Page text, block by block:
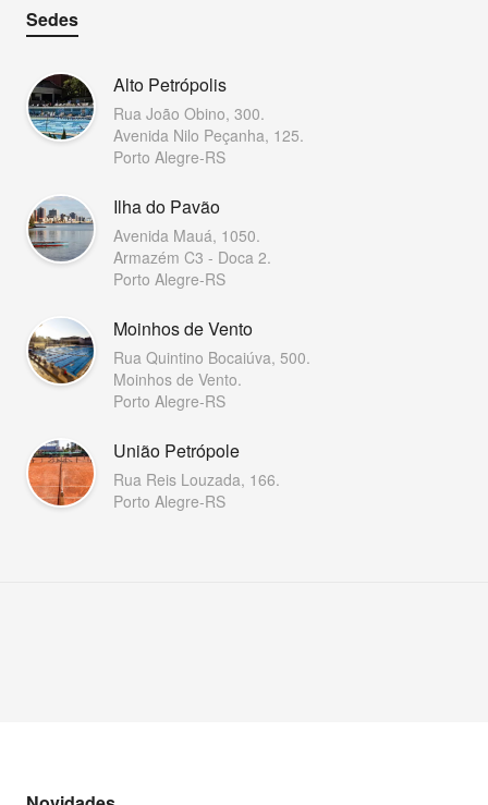
Sedes
Alto Petrópolis
Rua João Obino, 300.
Avenida Nilo Peçanha, 125.
Porto Alegre-RS
Ilha do Pavão
Avenida Mauá, 1050.
Armazém C3 - Doca 2.
Porto Alegre-RS
Moinhos de Vento
Rua Quintino Bocaiúva, 500.
Moinhos de Vento.
Porto Alegre-RS
União Petrópole
Rua Reis Louzada, 166.
Porto Alegre-RS